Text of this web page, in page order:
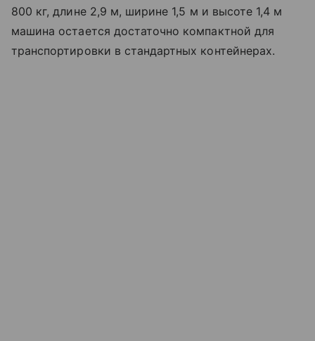
800 кг, длине 2,9 м, ширине 1,5 м и высоте 1,4 м
машина остается достаточно компактной для
транспортировки в стандартных контейнерах.